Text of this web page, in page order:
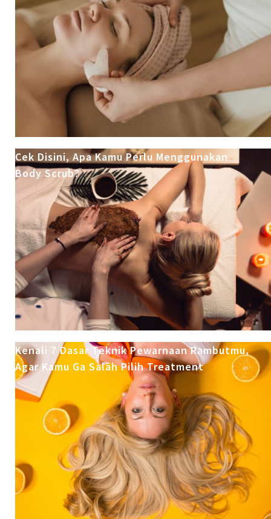
Cek Disini, Apa Kamu Perlu Menggunakan
Body Scrub?
Kenali 7 Dasar Teknik Pewarnaan Rambutmu,
Agar Kamu Ga Salah Pilih Treatment